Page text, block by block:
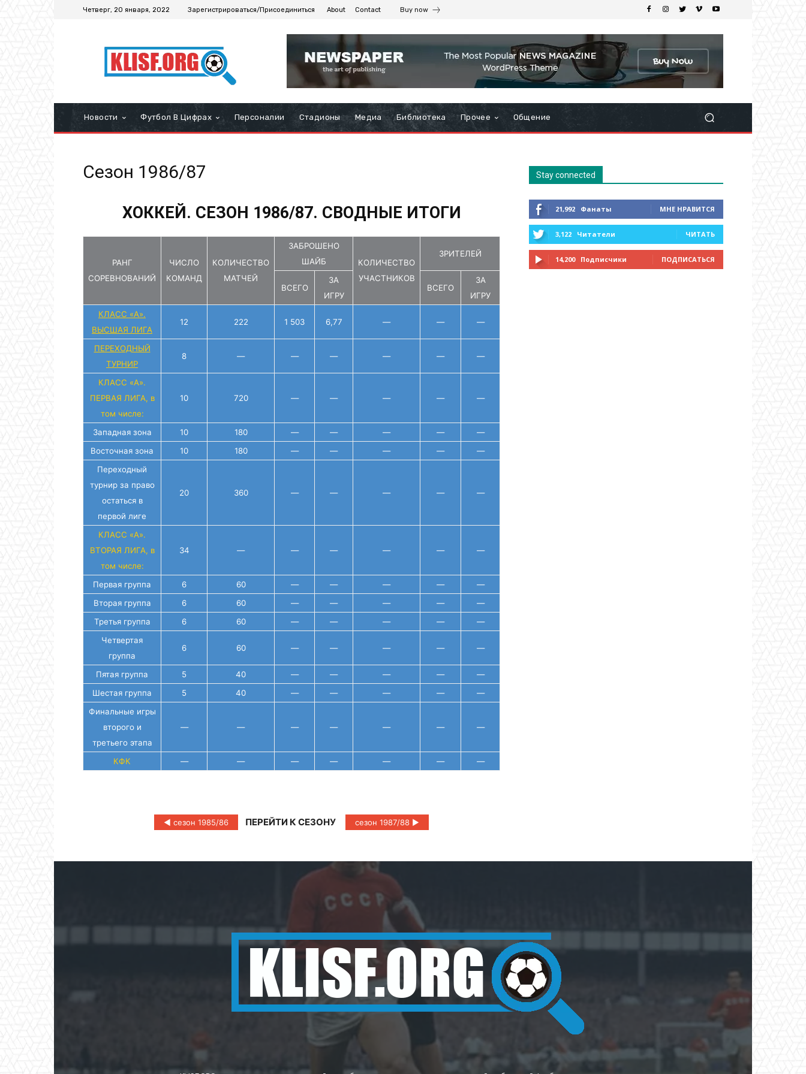
Четверг, 20 января, 2022 Зарегистрироваться/Присоединиться About Contact Buy now
Новости Футбол В Цифрах Персоналии Стадионы Медиа Библиотека Прочее Общение
Сезон 1986/87
ХОККЕЙ. СЕЗОН 1986/87. СВОДНЫЕ ИТОГИ
РАНГ
СОРЕВНОВАНИЙ
ЧИСЛО
КОМАНД
КОЛИЧЕСТВО
МАТЧЕЙ
ЗАБРОШЕНО
ШАЙБ
КОЛИЧЕСТВО
УЧАСТНИКОВ
ЗРИТЕЛЕЙ
ВСЕГО
ЗА
ИГРУ
ВСЕГО
ЗА
ИГРУ
КЛАСС «А».
ВЫСШАЯ ЛИГА
12 222 1 503 6,77 — — —
ПЕРЕХОДНЫЙ
ТУРНИР
8 — — — — — —
КЛАСС «А».
ПЕРВАЯ ЛИГА, в
том числе:
10 720 — — — — —
Западная зона 10 180 — — — —
—
Восточная зона
10 180 — — — —
—
Переходный
турнир за право
остаться в
первой лиге
20 360 — — — — —
КЛАСС «А».
ВТОРАЯ ЛИГА, в
том числе:
34 — — — — — —
Первая группа 6 60 — — — —
—
Вторая группа
6 60 — — — —
—
Третья группа
6 60 — — — —
—
Четвертая
группа
6 60 — — — — —
Пятая группа 5 40 — — — —
—
Шестая группа
5 40 — — — —
—
Финальные игры
второго и
третьего этапа
— — — — — — —
КФК — — — — — — —
◄ сезон 1985/86 ПЕРЕЙТИ К СЕЗОНУ сезон 1987/88 ►
Stay connected
21,992 Фанаты МНЕ НРАВИТСЯ
3,122 Читатели ЧИТАТЬ
14,200 Подписчики ПОДПИСАТЬСЯ